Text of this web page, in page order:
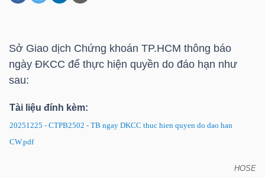
Sở Giao dịch Chứng khoán TP.HCM thông báo
ngày ĐKCC để thực hiện quyền do đáo hạn như
sau:
Tài liệu đính kèm:
20251225 - CTPB2502 - TB ngay DKCC thuc hien quyen do dao han
CW.pdf
HOSE
ĐỘNG
SẢN